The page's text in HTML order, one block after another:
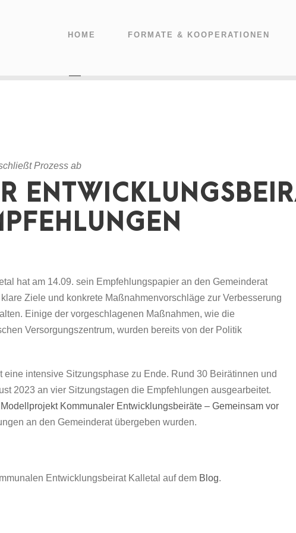
HOME FORMATE & KOOPERATIONEN
Prozess ab
hat am 14.09. sein Empfehlungspapier an den Gemeinderat
Ziele und konkrete Maßnahmenvorschläge zur Verbesserung
Einige der vorgeschlagenen Maßnahmen, wie die
Versorgungszentrum, wurden bereits von der Politik
eine intensive Sitzungsphase zu Ende. Rund 30 Beirätinnen und
2023 an vier Sitzungstagen die Empfehlungen ausgearbeitet.
Modellprojekt Kommunaler Entwicklungsbeiräte – Gemeinsam vor
an den Gemeinderat übergeben wurden.
Entwicklungsbeirat Kalletal auf dem Blog.